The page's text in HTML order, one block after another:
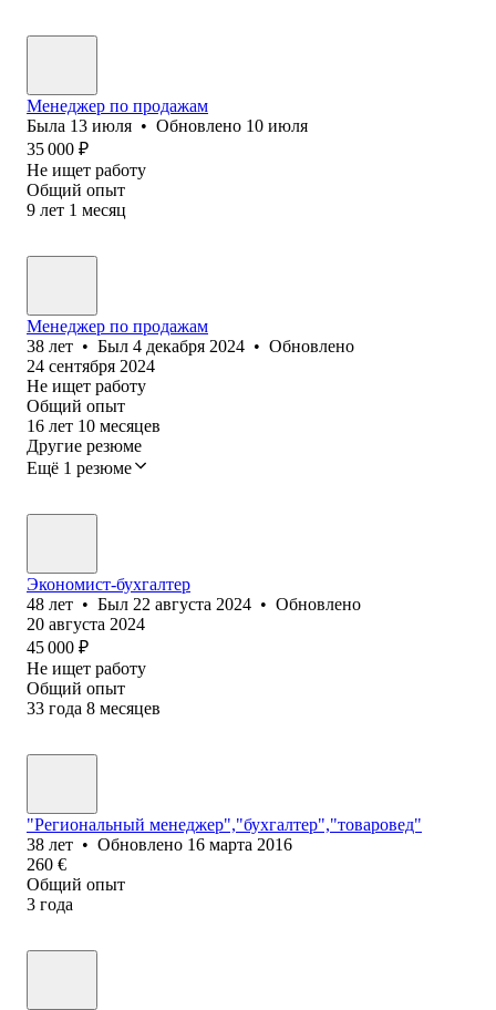
Менеджер по продажам
Была 13 июля • Обновлено 10 июля
35 000 ₽
Не ищет работу
Общий опыт
9 лет 1 месяц
Менеджер по продажам
38 лет • Был 4 декабря 2024 • Обновлено
24 сентября 2024
Не ищет работу
Общий опыт
16 лет 10 месяцев
Другие резюме
Ещё 1 резюме
Экономист-бухгалтер
48 лет • Был 22 августа 2024 • Обновлено
20 августа 2024
45 000 ₽
Не ищет работу
Общий опыт
33 года 8 месяцев
"Региональный менеджер","бухгалтер","товаровед"
38 лет • Обновлено 16 марта 2016
260 €
Общий опыт
3 года